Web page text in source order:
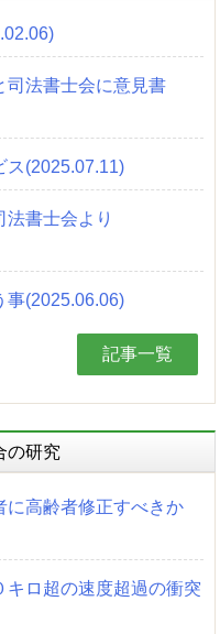
司法書士会に意見書
ス(2025.07.11)
書士会より
事(2025.06.06)
記事一覧
の研究
に高齢者修正すべきか
ロ超の速度超過の衝突